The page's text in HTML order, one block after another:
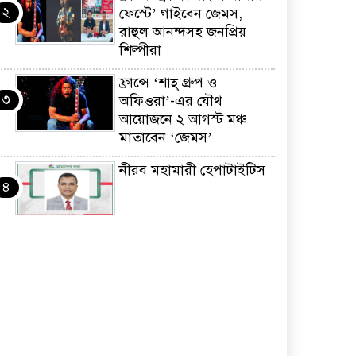
২
ফেস্টে’ গাইবেন জেমস,
রাহুল আনন্দসহ জনপ্রিয়
শিল্পীরা
৩
ফ্রান্সে ‘শাহ্ গ্রুপ ও
অফিওরা’-এর যৌথ
আয়োজনে ২ আগস্ট মঞ্চ
মাতাবেন ‘জেমস’
৪
নীরব মহামারী হেপাটাইটিস